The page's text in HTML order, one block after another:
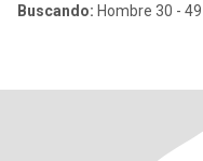
Buscando: Hombre 30 - 49